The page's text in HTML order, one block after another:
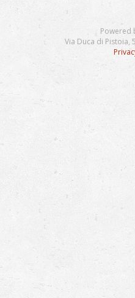
Powered
Via Duca di Pistoia,